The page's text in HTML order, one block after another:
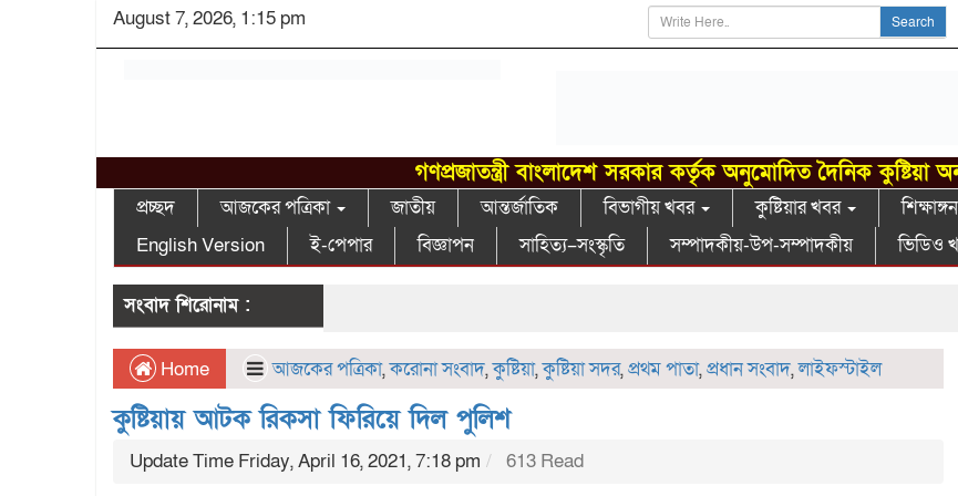
August 7, 2026, 1:15 pm Search
গণপ্রজাতন্ত্রী বাংলাদেশ সরকার কর্তৃক অনুমোদিত দৈনিক কুষ্টিয়া
প্রচ্ছদ আজকের পত্রিকা জাতীয় আন্তর্জাতিক বিভাগীয় খবর কুষ্টিয়ার খবর শিক্ষাঙ্গন
English Version
ই-পেপার বিজ্ঞাপন সাহিত্য–সংস্কৃতি সম্পাদকীয়-উপ-সম্পাদকীয় ভিডিও
সংবাদ শিরোনাম :
Home আজকের পত্রিকা,করোনা সংবাদ,কুষ্টিয়া,কুষ্টিয়া সদর,প্রথম পাতা,প্রধান সংবাদ,লাইফস্টাইল
কুষ্টিয়ায় আটক রিকসা ফিরিয়ে দিল পুলিশ
Update Time Friday, April 16, 2021, 7:18 pm 613 Read